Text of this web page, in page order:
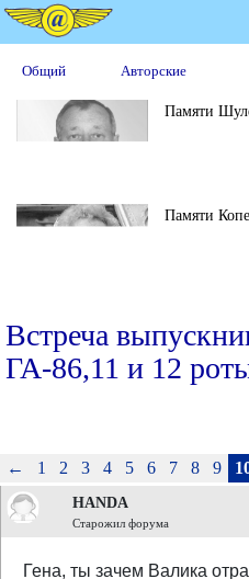
Общий Авторские
Памяти
Памяти
Встреча
ГА-86,11 и 12
← 1 2 3 4 5 6 7 8 9
HANDA
Старожил форума
Гена, ты зачем Валика